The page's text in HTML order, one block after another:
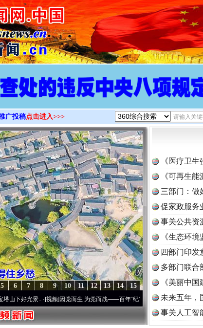
>
广投稿点击进入>>>
15
14
13
12
11
10
9
8
7
6
5
光景..·[视频]因党而生 为党而战——百年“纪”事⑧加强纪律..·[视频]牢记初心
《医疗卫
《可再生
三部门：做
促家政服务
事关公共资
《生态环
读
四部门印发
多部门联合
《美丽中
未来五年，
事关人工智